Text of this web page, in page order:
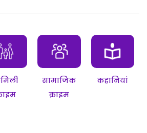
सामाजिक
क्राइम
कहानियां